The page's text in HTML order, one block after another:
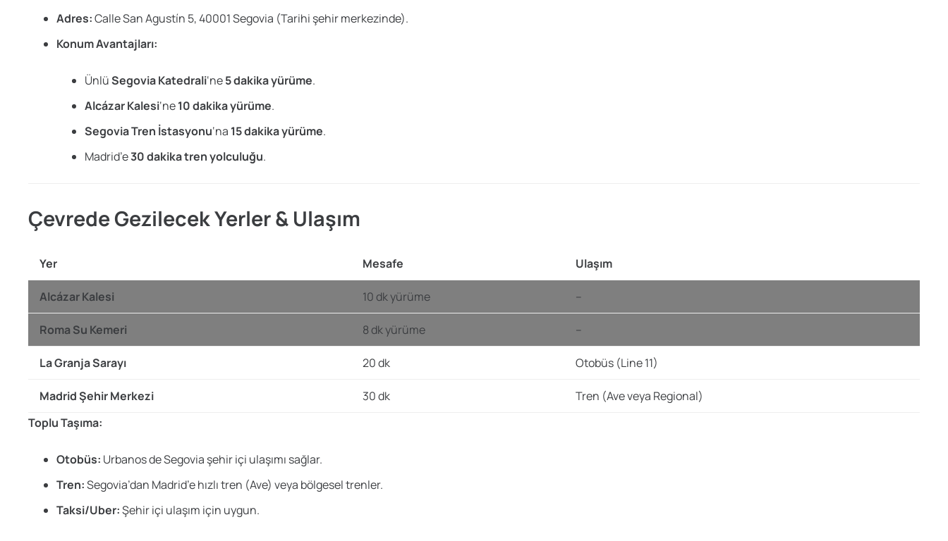
Adres:Calle San Agustín 5, 40001 Segovia (Tarihi şehir merkezinde).
Konum Avantajları:
ÜnlüSegovia Katedrali‘ne5 dakika yürüme.
Alcázar Kalesi‘ne10 dakika yürüme.
Segovia Tren İstasyonu‘na 15 dakika yürüme.
Madrid’e30 dakika tren yolculuğu.
Çevrede Gezilecek Yerler & Ulaşım
Yer Mesafe Ulaşım
Alcázar Kalesi 10 dk yürüme –
Roma Su Kemeri 8 dk yürüme –
La Granja Sarayı 20 dk Otobüs (Line 11)
Madrid Şehir Merkezi 30 dk
Tren (Ave veya Regional)
Toplu Taşıma:
Otobüs: Urbanos de Segovia şehir içi ulaşımı sağlar.
Tren:Segovia’dan Madrid’e hızlı tren (Ave) veya bölgesel trenler.
Taksi/Uber:Şehir içi ulaşım için uygun.